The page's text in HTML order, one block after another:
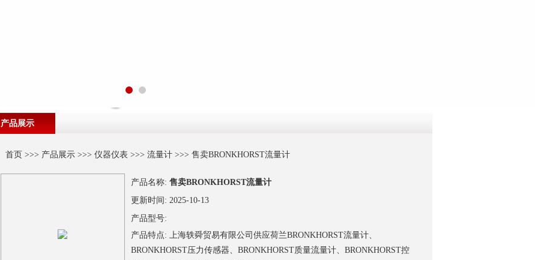
产品展示
首页 >>> 产品展示>>> 仪器仪表 >>> 流量计>>> 售卖BRONKHORST流量计
产品名称: 售卖BRONKHORST流量计
更新时间: 2025-10-13
产品型号:
产品特点: 上海轶舜贸易有限公司供应荷兰BRONKHORST流量计、
BRONKHORST压力传感器、BRONKHORST质量流量计、BRONKHORST控